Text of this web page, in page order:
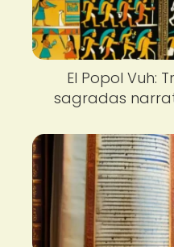
El Popol Vuh:
sagradas